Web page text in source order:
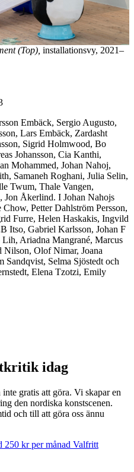
(Top), installationsvy, 2021–
Embäck, Sergio Augusto,
Lars Embäck, Zardasht
Sigrid Holmwood, Bo
Johansson, Cia Kanthi,
Mohammed, Johan Nahoj,
Samaneh Roghani, Julia Selin,
Twum, Thale Vangen,
Jon Åkerlind. I Johan Nahojs
Petter Dahlström Persson,
Furre, Helen Haskakis, Ingvild
Itso, Gabriel Karlsson, Johan F
Ariadna Mangrané, Marcus
Nilson, Olof Nimar, Joana
Sandqvist, Selma Sjöstedt och
Elena Tzotzi, Emily
idag
gratis att göra. Vi skapar en
den nordiska konstscenen.
och till att göra oss ännu
250 kr per månad Valfritt